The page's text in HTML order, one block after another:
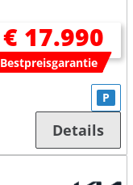
€ 17.990
Bestpreisgarantie
P
Details